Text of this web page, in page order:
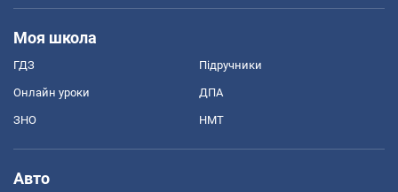
Моя школа
ГДЗ Підручники
Онлайн уроки ДПА
ЗНО НМТ
Авто